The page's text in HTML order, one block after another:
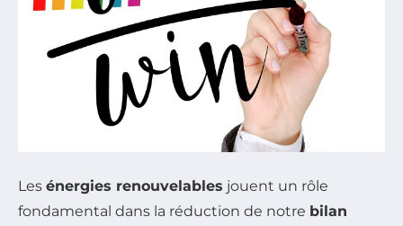
Les énergies renouvelables jouent un rôle
fondamental dans la réduction de notre bilan